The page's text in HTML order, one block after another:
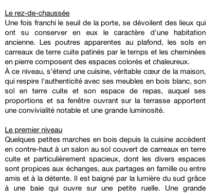
Le rez-de-chaussée
Une fois franchi le seuil de la porte, se dévoilent des lieux qui
ont su conserver en eux le caractère d'une habitation
ancienne. Les poutres apparentes au plafond, les sols en
carreaux de terre cuite patinés par le temps et les cheminées
en pierre composent des espaces colorés et chaleureux.
À ce niveau, s’étend une cuisine, véritable cœur de la maison,
qui respire l'authenticité avec ses meubles en bois blanc, son
sol en terre cuite et son espace de repas, auquel ses
proportions et sa fenêtre ouvrant sur la terrasse apportent
une convivialité notable et une grande luminosité.
Le premier niveau
Quelques petites marches en bois depuis la cuisine accèdent
en contre-haut à un salon au sol couvert de carreaux en terre
cuite et particulièrement spacieux, dont les divers espaces
sont propices aux échanges, aux partages en famille ou entre
amis et à la détente. Il est baigné par la lumière du sud grâce
à une baie qui ouvre sur une petite ruelle. Une grande